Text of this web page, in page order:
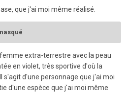
que j'ai moi même réalisé.
extra-terrestre avec la peau
en violet, très sportive d'où la
d'une personnage que j'ai moi
d'une espèce que j'ai moi même